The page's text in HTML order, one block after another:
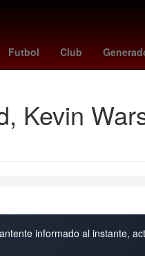
Futbol Club
vs peru elecciones
Kevin
informado al instante,